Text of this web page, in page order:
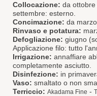
Collocazione: da
settembre: esterno.
Concimazione: da
Rinvaso e potatura:
Defogliazione: giugno
Applicazione filo: tutto
Irrigazione: annaffiare
completamente asciutto.
Disinfezione: in
Vaso: smaltato o non
Terriccio: Akadama Fine -